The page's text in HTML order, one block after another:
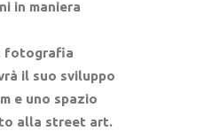
in maniera
fotografia
il suo sviluppo
e uno spazio
alla street art.